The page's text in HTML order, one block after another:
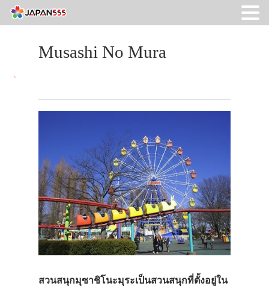
Musashi No Mura
สวนสนุกมุซาชิโนะมุระเป็นสวนสนุกที่ตั้งอยู่ใน